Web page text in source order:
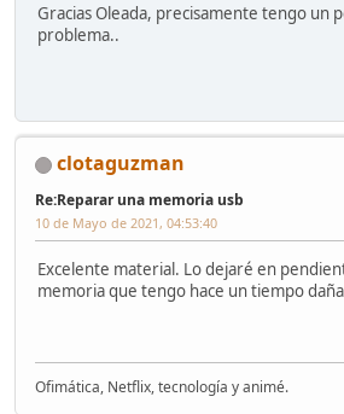
Gracias Oleada, precisamente tengo un
problema..
clotaguzman
Re:Reparar una memoria usb
10 de Mayo de 2021, 04:53:40
Excelente material. Lo dejaré en
memoria que tengo hace un tiempo
Ofimática, Netflix, tecnología y animé.